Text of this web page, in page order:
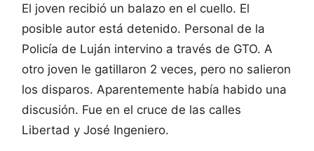
El joven recibió un balazo en el cuello. El
posible autor está detenido. Personal de la
Policía de Luján intervino a través de GTO. A
otro joven le gatillaron 2 veces, pero no salieron
los disparos. Aparentemente había habido una
discusión. Fue en el cruce de las calles
Libertad y José Ingeniero.